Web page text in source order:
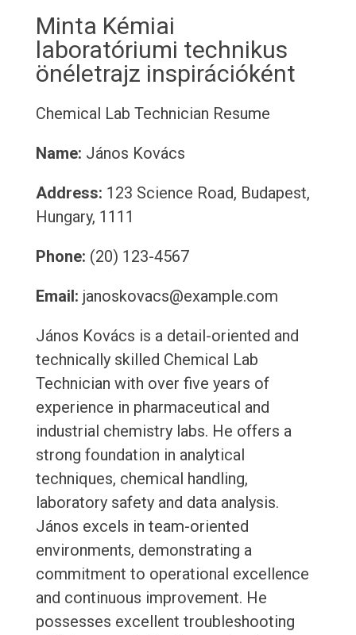
Minta Kémiai
laboratóriumi technikus
önéletrajz inspirációként
Chemical Lab Technician Resume
Name: János Kovács
Address: 123 Science Road, Budapest,
Hungary, 1111
Phone: (20) 123-4567
Email: janoskovacs@example.com
János Kovács is a detail-oriented and
technically skilled Chemical Lab
Technician with over five years of
experience in pharmaceutical and
industrial chemistry labs. He offers a
strong foundation in analytical
techniques, chemical handling,
laboratory safety and data analysis.
János excels in team-oriented
environments, demonstrating a
commitment to operational excellence
and continuous improvement. He
possesses excellent troubleshooting